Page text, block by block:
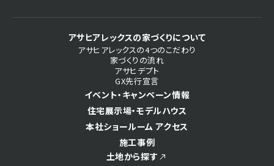
アサヒアレックスの家づくりについて
アサヒアレックスの4つのこだわり
家づくりの流れ
アサヒデプト
GX先行宣言
イベント・キャンペーン情報
住宅展示場・モデルハウス
本社ショールーム アクセス
施工事例
土地から探す